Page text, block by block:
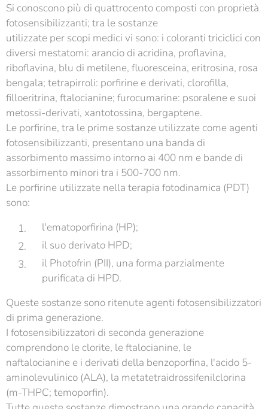
Si conoscono più di quattrocento composti con proprietà
fotosensibilizzanti; tra le sostanze
utilizzate per scopi medici vi sono: i coloranti triciclici con
diversi mestatomi: arancio di acridina, proflavina,
riboflavina, blu di metilene, fluoresceina, eritrosina, rosa
bengala; tetrapirroli: porfirine e derivati, clorofilla,
filloeritrina, ftalocianine; furocumarine: psoralene e suoi
metossi-derivati, xantotossina, bergaptene.
Le porfirine, tra le prime sostanze utilizzate come agenti
fotosensibilizzanti, presentano una banda di
assorbimento massimo intorno ai 400 nm e bande di
assorbimento minori tra i 500-700 nm.
Le porfirine utilizzate nella terapia fotodinamica (PDT)
sono:
l'ematoporfirina (HP);
il suo derivato HPD;
il Photofrin (PII), una forma parzialmente
purificata di HPD.
Queste sostanze sono ritenute agenti fotosensibilizzatori
di prima generazione.
I fotosensibilizzatori di seconda generazione
comprendono le clorite, le ftalocianine, le
naftalocianine e i derivati della benzoporfina, l'acido 5-
aminolevulinico (ALA), la metatetraidrossifenilclorina
(m-THPC; temoporfin).